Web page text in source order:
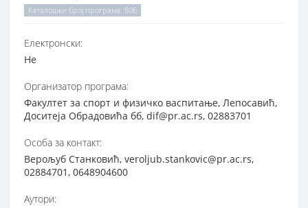
Каталошки број програма: 806
Електронски:
Не
Организатор програма:
Факултет за спорт и физичко васпитање, Лепосавић,
Доситеја Обрадовића бб, dif@pr.ac.rs, 02883701
Особа за контакт:
Верољуб Станковић, veroljub.stankovic@pr.ac.rs,
02884701, 0648904600
Аутори: